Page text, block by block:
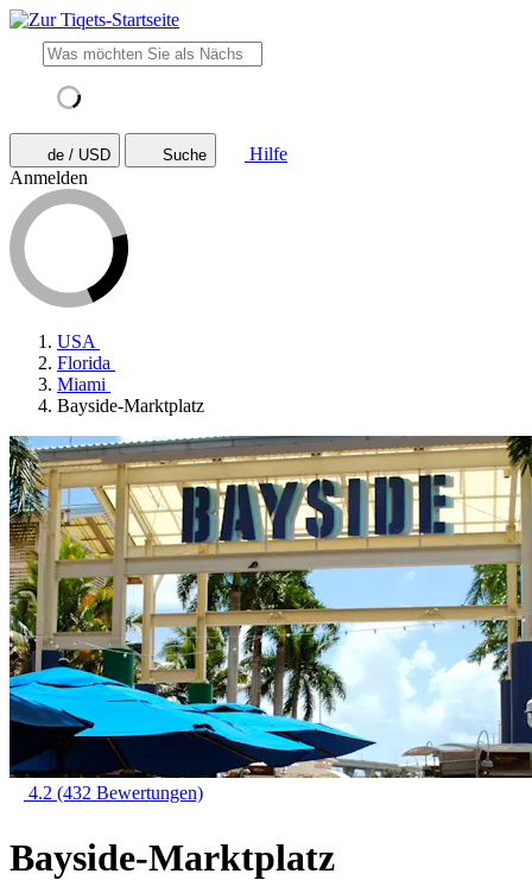
de / USD Suche
Hilfe
Anmelden
USA
Florida
Miami
Bayside-Marktplatz
4.2 (432 Bewertungen)
Bayside-Marktplatz